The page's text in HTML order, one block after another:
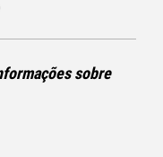
sobre